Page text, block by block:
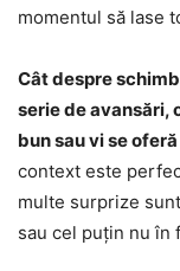
momentul să lase
Cât despre
serie de avansări,
bun sau vi se
context este
multe surprize
sau cel puțin nu în